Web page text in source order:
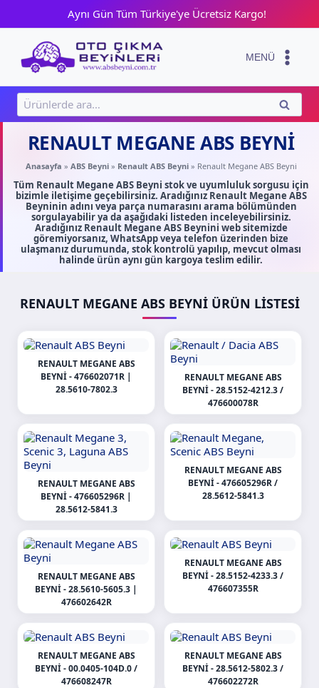
content
Aynı Gün Tüm Türkiye'ye Ücretsiz Kargo!
MENÜ
Ara:
ARA
RENAULT MEGANE ABS BEYNI
Anasayfa » ABS Beyni» Renault ABS Beyni» Renault Megane ABS Beyni
Tüm Renault Megane ABS Beyni stok ve uyumluluk sorgusu için
bizimle iletişime geçebilirsiniz. Aradığınız Renault Megane ABS
Beyninin adını veya parça numarasını arama bölümünden
sorgulayabilir ya da aşağıdaki listeden inceleyebilirsiniz.
Aradığınız Renault Megane ABS Beynini web sitemizde
göremiyorsanız, WhatsApp veya telefon üzerinden bize
ulaşmanız durumunda, stok kontrolü yapılıp, mevcut olması
halinde ürün aynı gün kargoya teslim edilir.
RENAULT MEGANE ABS BEYNI ÜRÜN LISTESI
RENAULT MEGANE ABS
BEYNI - 476602071R |
28.5610-7802.3
RENAULT MEGANE ABS
BEYNI - 28.5152-4212.3 /
476600078R
RENAULT MEGANE ABS
BEYNI - 476605296R |
28.5612-5841.3
RENAULT MEGANE ABS
BEYNI - 476605296R /
28.5612-5841.3
RENAULT MEGANE ABS
BEYNI - 28.5610-5605.3 |
476602642R
RENAULT MEGANE ABS
BEYNI - 28.5152-4233.3 /
476607355R
RENAULT MEGANE ABS
BEYNI - 00.0405-104D.0 /
476608247R
RENAULT MEGANE ABS
BEYNI - 28.5612-5802.3 /
476602272R